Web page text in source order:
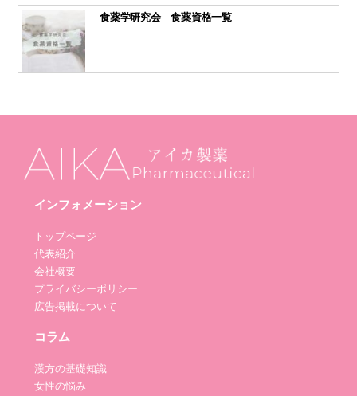
食薬学研究会 食薬資格一覧
インフォメーション
トップページ
代表紹介
会社概要
プライバシーポリシー
広告掲載について
コラム
漢方の基礎知識
女性の悩み